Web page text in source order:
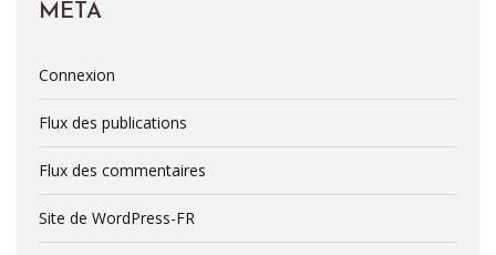
MÉTA
Connexion
Flux des publications
Flux des commentaires
Site de WordPress-FR